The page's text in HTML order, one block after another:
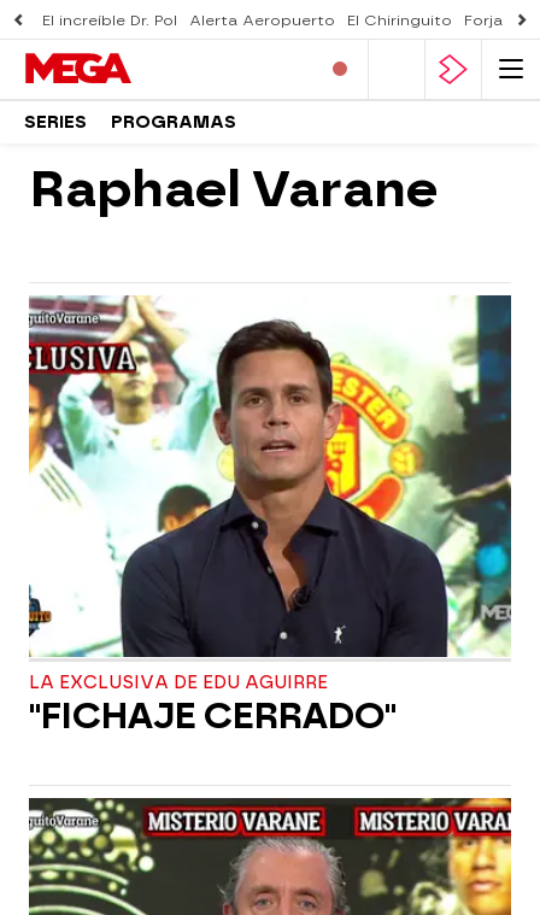
El increíble Dr. Pol Alerta Aeropuerto El Chiringuito Forjado
SERIES PROGRAMAS
Raphael Varane
LA EXCLUSIVA DE EDU AGUIRRE
"FICHAJE CERRADO"